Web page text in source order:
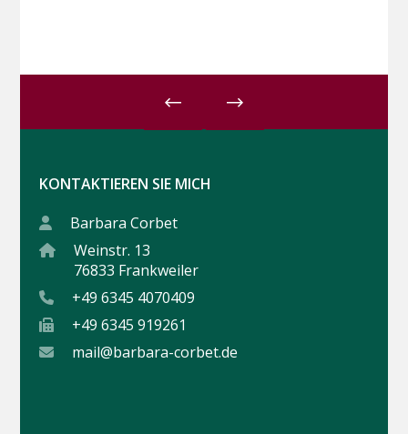
KONTAKTIEREN SIE MICH
Barbara Corbet
Weinstr. 13
76833 Frankweiler
+49 6345 4070409
+49 6345 919261
mail@barbara-corbet.de